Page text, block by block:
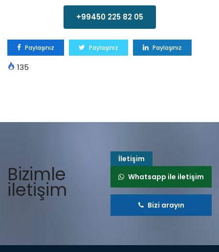
+99450 225 82 05
Paylaşınız Paylaşınız Paylaşınız
135
Bizimle
iletişim
İletişim
Whatsapp ile iletişim
Bizi arayın